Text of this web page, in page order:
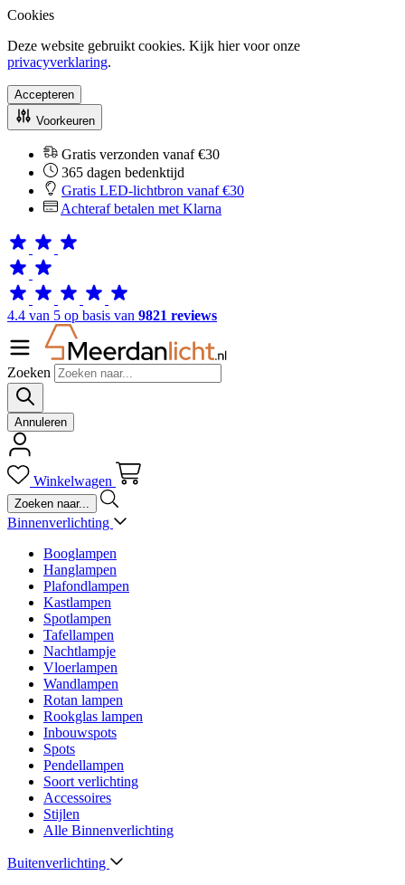
Cookies
Deze website gebruikt cookies. Kijk hier voor onze
privacyverklaring.
Accepteren
Voorkeuren
Gratis verzonden vanaf €30
365 dagen bedenktijd
Gratis LED-lichtbron vanaf €30
Achteraf betalen met Klarna
4.4 van 5 op basis van 9821 reviews
Zoeken
Annuleren
Winkelwagen
Binnenverlichting
Booglampen
Hanglampen
Plafondlampen
Kastlampen
Spotlampen
Tafellampen
Nachtlampje
Vloerlampen
Wandlampen
Rotan lampen
Rookglas lampen
Inbouwspots
Spots
Pendellampen
Soort verlichting
Accessoires
Stijlen
Alle Binnenverlichting
Buitenverlichting